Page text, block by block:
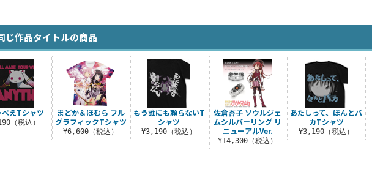
じ作品タイトルの商品
もう誰にも頼らないT
シャツ
¥3,190（税込）
佐倉杏子 ソウルジェ
ムシルバーリング リ
ニューアルVer.
¥14,300（税込）
あたしって、ほんとバ
カTシャツ
¥3,190（税込）
べえTシャツ
（税込）
まどか＆ほむら フル
グラフィックTシャツ
¥6,600（税込）